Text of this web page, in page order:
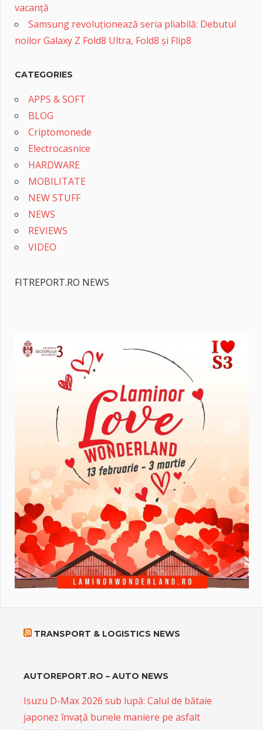
vacanță
Samsung revoluționează seria pliabilă: Debutul
noilor Galaxy Z Fold8 Ultra, Fold8 și Flip8
CATEGORIES
APPS & SOFT
BLOG
Criptomonede
Electrocasnice
HARDWARE
MOBILITATE
NEW STUFF
NEWS
REVIEWS
VIDEO
FITREPORT.RO NEWS
TRANSPORT & LOGISTICS NEWS
AUTOREPORT.RO – AUTO NEWS
Isuzu D-Max 2026 sub lupă: Calul de bătaie
japonez învață bunele maniere pe asfalt